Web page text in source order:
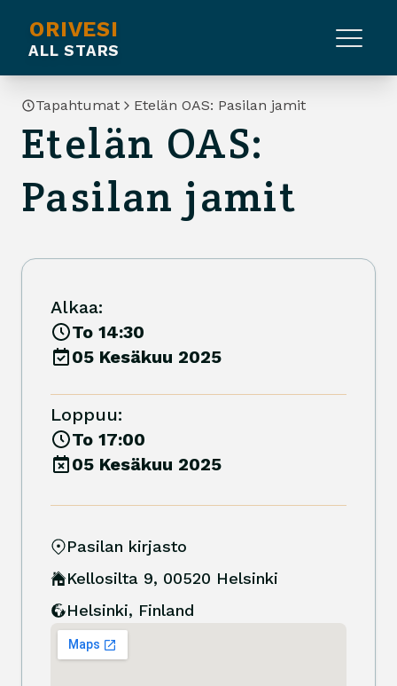
ORIVESI
ALL STARS
Tapahtumat Etelän OAS: Pasilan jamit
Etelän OAS:
Pasilan jamit
Alkaa:
To 14:30
05 Kesäkuu 2025
Loppuu:
To 17:00
05 Kesäkuu 2025
Pasilan kirjasto
Kellosilta 9, 00520 Helsinki
Helsinki, Finland